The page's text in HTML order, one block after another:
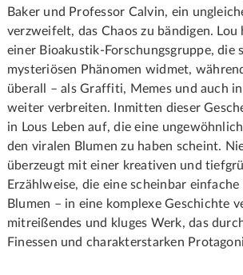
Baker und Professor Calvin, ein
verzweifelt, das Chaos zu bändigen. Lou
einer Bioakustik-Forschungsgruppe, die
mysteriösen Phänomen widmet,
überall – als Graffiti, Memes und auch
weiter verbreiten. Inmitten dieser
in Lous Leben auf, die eine
den viralen Blumen zu haben scheint.
überzeugt mit einer kreativen und
Erzählweise, die eine scheinbar
Blumen – in eine komplexe Geschichte
mitreißendes und kluges Werk, das
Finessen und charakterstarken